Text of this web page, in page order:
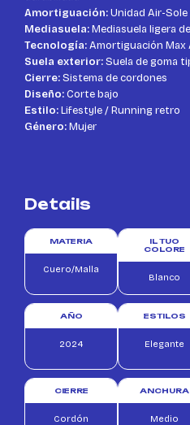
Amortiguación:Unidad Air-
Mediasuela:Mediasuela ligera
Tecnología:Amortiguación
Suela exterior:Suela de goma
Cierre:Sistema de cordones
Diseño:Corte bajo
Estilo:Lifestyle / Running retro
Género:Mujer
Details
MATERIA
Cuero/Malla
IL TUO
COLORE
Blanco
AÑO
2024
ESTILOS
Elegante
CIERRE
Cordón
ANCHURA
Medio